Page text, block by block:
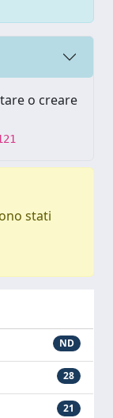
o creare
stati
ND
28
21